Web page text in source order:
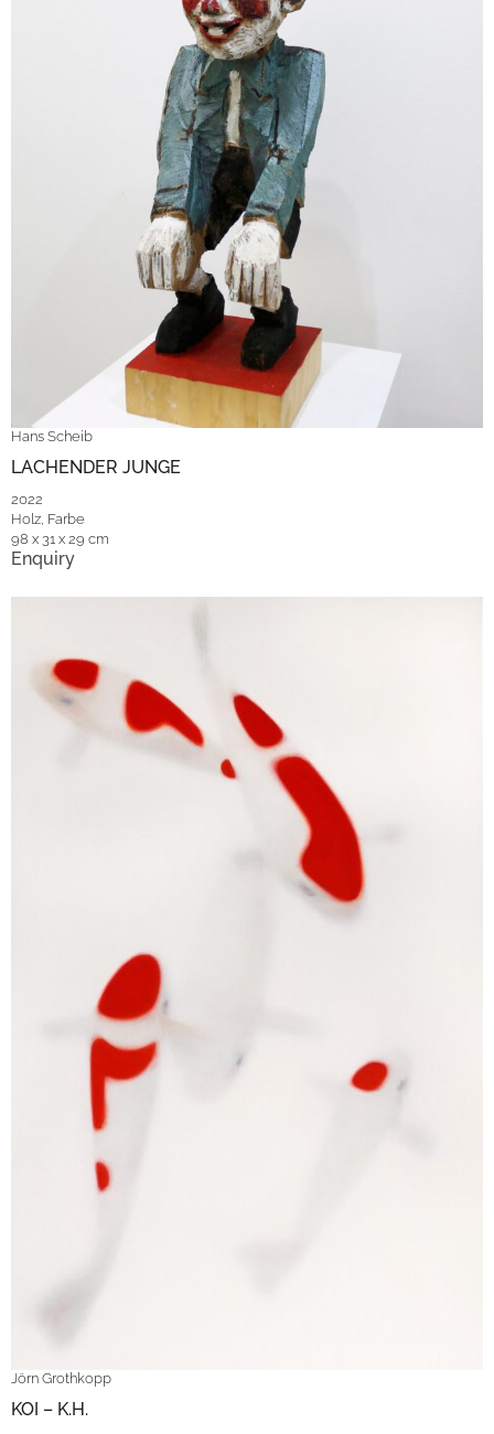
Hans Scheib
LACHENDER JUNGE
2022
Holz, Farbe
98 x 31 x 29 cm
Enquiry
Jörn Grothkopp
KOI – K.H.